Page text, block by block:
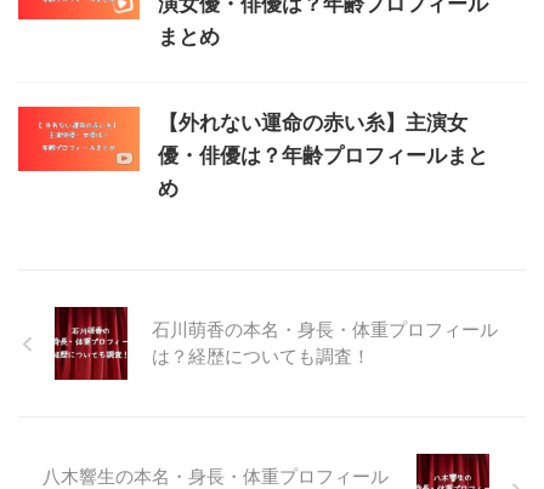
まとめ
【外れない運命の赤い糸】主演女
優・俳優は？年齢プロフィールまと
め
石川萌香の本名・身長・体重プロフィール
は？経歴についても調査！
八木響生の本名・身長・体重プロフィール